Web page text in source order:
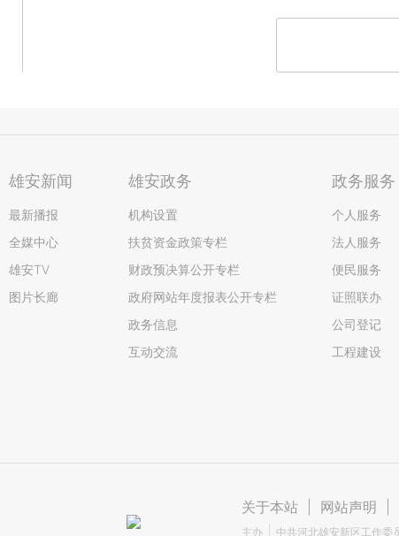
雄安新闻
最新播报
全媒中心
雄安TV
图片长廊
雄安政务
机构设置
扶贫资金政策专栏
财政预决算公开专栏
政府网站年度报表公开专栏
政务信息
互动交流
政务服务
个人服务
法人服务
便民服务
证照联办
公司登记
工程建设
关于本站 网站声明
主办 中共河北雄安新区工作委